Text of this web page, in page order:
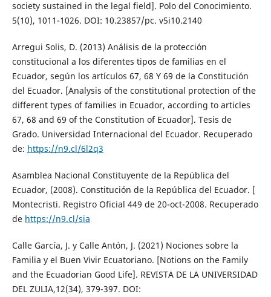
society sustained in the legal field]. Polo del Conocimiento.
5(10), 1011-1026. DOI: 10.23857/pc. v5i10.2140
Arregui Solis, D. (2013) Análisis de la protección
constitucional a los diferentes tipos de familias en el
Ecuador, según los artículos 67, 68 Y 69 de la Constitución
del Ecuador. [Analysis of the constitutional protection of the
different types of families in Ecuador, according to articles
67, 68 and 69 of the Constitution of Ecuador]. Tesis de
Grado. Universidad Internacional del Ecuador. Recuperado
de: https://n9.cl/6l2q3
Asamblea Nacional Constituyente de la República del
Ecuador, (2008). Constitución de la República del Ecuador. [
Montecristi. Registro Oficial 449 de 20-oct-2008. Recuperado
de https://n9.cl/sia
Calle García, J. y Calle Antón, J. (2021) Nociones sobre la
Familia y el Buen Vivir Ecuatoriano. [Notions on the Family
and the Ecuadorian Good Life]. REVISTA DE LA UNIVERSIDAD
DEL ZULIA,12(34), 379-397. DOI: